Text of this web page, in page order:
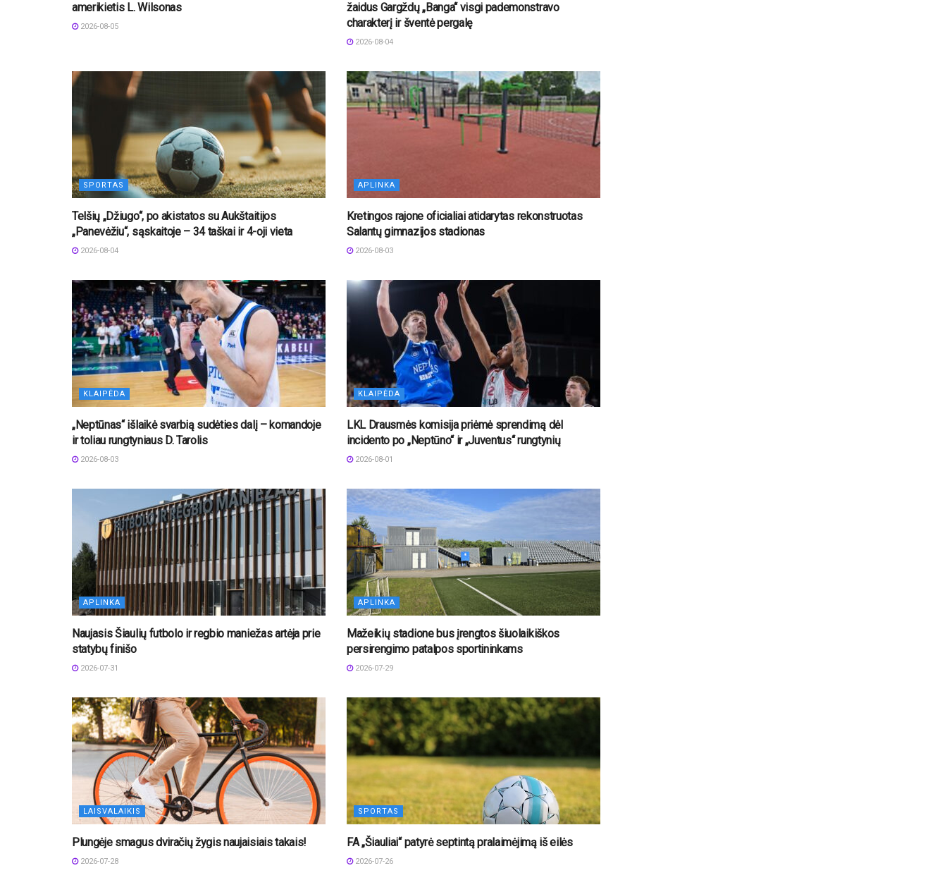
amerikietis L. Wilsonas
2026-08-05
žaidus Gargždų „Banga“ visgi pademonstravo
charakterį ir šventė pergalę
2026-08-04
SPORTAS
Telšių „Džiugo“, po akistatos su Aukštaitijos
„Panevėžiu“, sąskaitoje – 34 taškai ir 4-oji vieta
2026-08-04
APLINKA
Kretingos rajone oficialiai atidarytas rekonstruotas
Salantų gimnazijos stadionas
2026-08-03
KLAIPĖDA
„Neptūnas“ išlaikė svarbią sudėties dalį – komandoje
ir toliau rungtyniaus D. Tarolis
2026-08-03
KLAIPĖDA
LKL Drausmės komisija priėmė sprendimą dėl
incidento po „Neptūno“ ir „Juventus“ rungtynių
2026-08-01
APLINKA
Naujasis Šiaulių futbolo ir regbio maniežas artėja prie
statybų finišo
2026-07-31
APLINKA
Mažeikių stadione bus įrengtos šiuolaikiškos
persirengimo patalpos sportininkams
2026-07-29
LAISVALAIKIS
Plungėje smagus dviračių žygis naujaisiais takais!
2026-07-28
SPORTAS
FA „Šiauliai“ patyrė septintą pralaimėjimą iš eilės
2026-07-26